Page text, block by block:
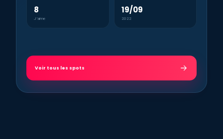
8
J’aime
19/09
2022
Voir tous les spots